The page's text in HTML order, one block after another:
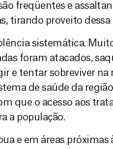
freqüentes e
tirando proveito
sistemática.
foram atacados,
e tentar sobreviver na
de saúde da
que o acesso aos
a população.
e em áreas próximas